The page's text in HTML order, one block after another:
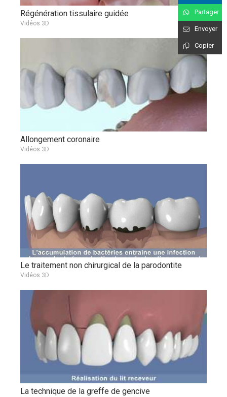
Régénération tissulaire guidée
Vidéos 3D
Allongement coronaire
Vidéos 3D
Le traitement non chirurgical de la parodontite
Vidéos 3D
La technique de la greffe de gencive
Partager
Envoyer
Copier